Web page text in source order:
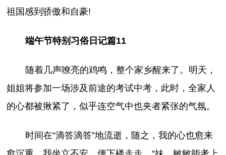
祖国感到骄傲和自豪!
端午节特别习俗日记篇11
随着几声嘹亮的鸡鸣，整个家乡醒来了。明天，
姐姐将参加一场涉及前途的考试中考，此时，全家人
的心都被揪紧了，似乎连空气中也夹者紧张的气氛。
时间在“滴答滴答”地流逝，随之，我的心也愈来